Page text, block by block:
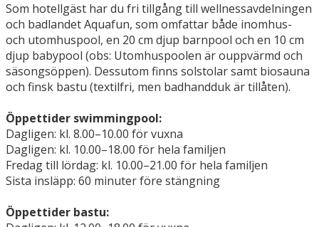
Som hotellgäst har du fri tillgång till wellnessavdelningen
och badlandet Aquafun, som omfattar både inomhus-
och utomhuspool, en 20 cm djup barnpool och en 10 cm
djup babypool (obs: Utomhuspoolen är ouppvärmd och
säsongsöppen). Dessutom finns solstolar samt biosauna
och finsk bastu (textilfri, men badhandduk är tillåten).
Öppettider swimmingpool:
Dagligen: kl. 8.00–10.00 för vuxna
Dagligen: kl. 10.00–18.00 för hela familjen
Fredag till lördag: kl. 10.00–21.00 för hela familjen
Sista insläpp: 60 minuter före stängning
Öppettider bastu: